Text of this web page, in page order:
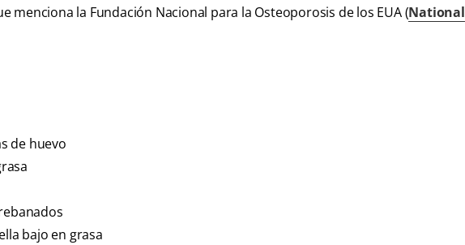
menciona la Fundación Nacional para la Osteoporosis de los EUA (National
de huevo
bajo en grasa